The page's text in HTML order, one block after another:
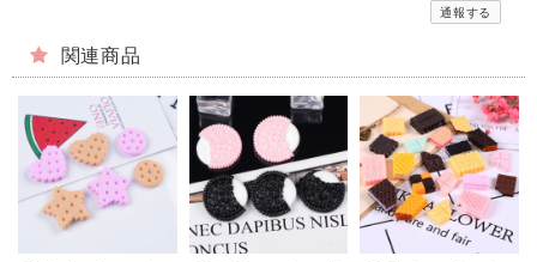
通報する
関連商品